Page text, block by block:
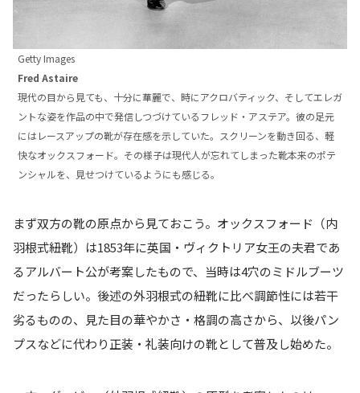
Getty Images
Fred Astaire
現代の目から見ても、十分に華麗で、時にアクロバティック、そしてエレガ
ントな姿を作品の中で発信しつづけているフレッド・アステア。彼の足元
にはレースアップの靴が存在感を示していた。スクリーンを動き回る、軽
快なオックスフォード。その様子は現代人が忘れてしまった靴本来のポテ
ンシャルを、見せつけているようにも感じる。
まず双方の靴の原点から見ておこう。オックスフォード（内
羽根式紐靴）は1853年に英国・ヴィクトリア女王の夫君であ
るアルバート公が考案したもので、当時は4穴のミドルブーツ
だったらしい。後述の外羽根式の紐靴に比べ調節性には若干
劣るものの、見た目の華やかさ・格調の高さから、以後パン
プスなどに代わり正装・礼装向けの靴として普及し始めた。